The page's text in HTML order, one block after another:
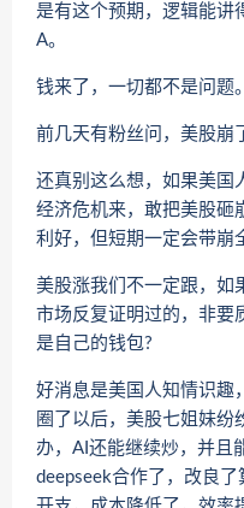
是有这个预期，逻辑能讲
A。
钱来了，一切都不是问题。
前几天有粉丝问，美股崩
还真别这么想，如果美国
经济危机来，敢把美股砸
利好，但短期一定会带崩
美股涨我们不一定跟，如
市场反复证明过的，非要
是自己的钱包?
好消息是美国人知情识趣
圈了以后，美股七姐妹纷
办，AI还能继续炒，并且
deepseek合作了，改良